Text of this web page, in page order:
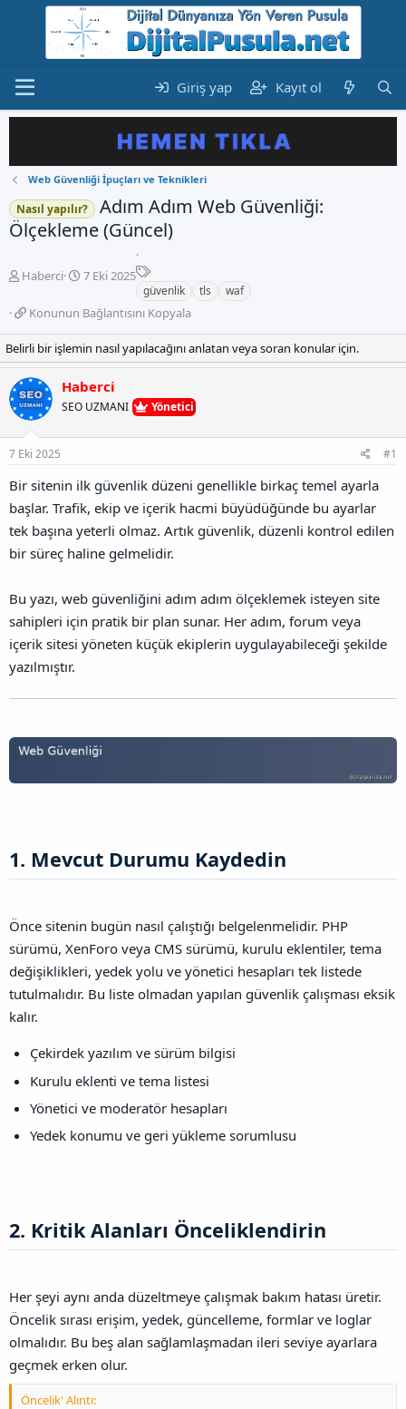
Giriş yap Kayıt ol
Web Güvenliği İpuçları ve Teknikleri
Nasıl yapılır?
Adım Adım Web Güvenliği:
Ölçekleme (Güncel)
K
n
u
y
b
a
ş
l
a
a
n
Haberci
B
ş
a
n
ı
ç
a
h
i
7 Eki 2025
E
t
i
k
e
t
l
r
güvenlik tls waf
K
n
u
n
u
n
ğ
a
n
s
ı
K
o
y
l
Konunun Bağlantısını Kopyala
Belirli bir işlemin nasıl yapılacağını anlatan veya soran konular için.
Haberci
SEO UZMANI Yönetici
7 Eki 2025 #1
Bir sitenin ilk güvenlik düzeni genellikle birkaç temel ayarla
başlar. Trafik, ekip ve içerik hacmi büyüdüğünde bu ayarlar
tek başına yeterli olmaz. Artık güvenlik, düzenli kontrol edilen
bir süreç haline gelmelidir.
Bu yazı, web güvenliğini adım adım ölçeklemek isteyen site
sahipleri için pratik bir plan sunar. Her adım, forum veya
içerik sitesi yöneten küçük ekiplerin uygulayabileceği şekilde
yazılmıştır.
1. Mevcut Durumu Kaydedin​
Önce sitenin bugün nasıl çalıştığı belgelenmelidir. PHP
sürümü, XenForo veya CMS sürümü, kurulu eklentiler, tema
değişiklikleri, yedek yolu ve yönetici hesapları tek listede
tutulmalıdır. Bu liste olmadan yapılan güvenlik çalışması eksik
kalır.
Çekirdek yazılım ve sürüm bilgisi
Kurulu eklenti ve tema listesi
Yönetici ve moderatör hesapları
Yedek konumu ve geri yükleme sorumlusu
2. Kritik Alanları Önceliklendirin​
Her şeyi aynı anda düzeltmeye çalışmak bakım hatası üretir.
Öncelik sırası erişim, yedek, güncelleme, formlar ve loglar
olmalıdır. Bu beş alan sağlamlaşmadan ileri seviye ayarlara
geçmek erken olur.
Öncelik' Alıntı: